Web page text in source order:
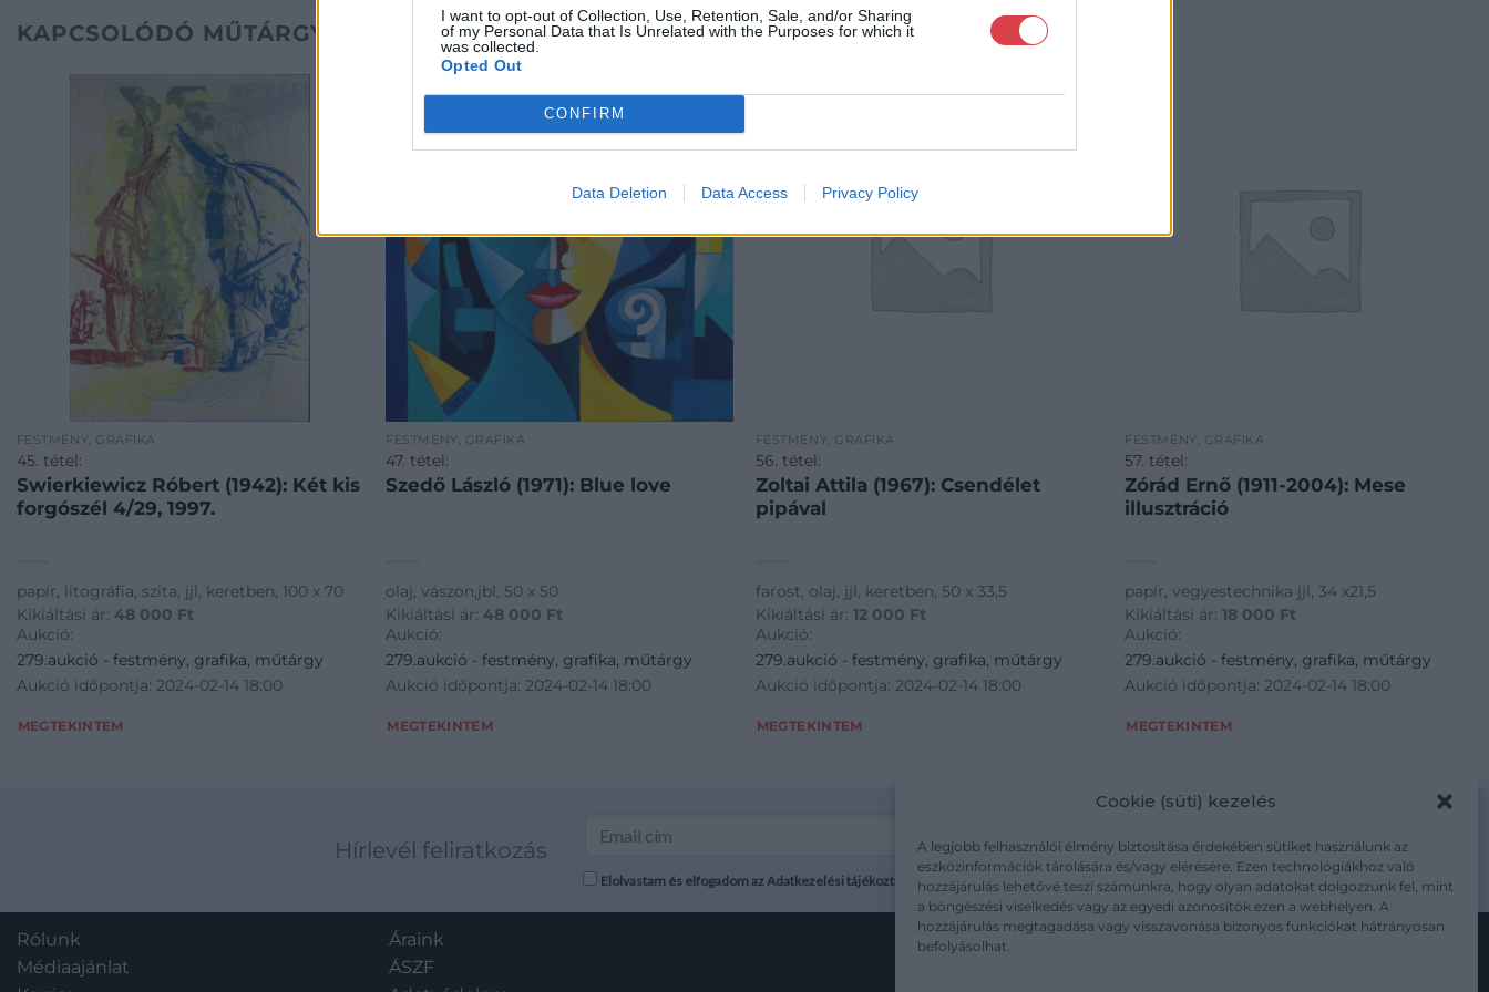
I want to opt-out of Collection, Use, Retention, Sale, and/or Sharing
of my Personal Data that Is Unrelated with the Purposes for which it
was collected.
Opted Out
CONFIRM
Data Deletion Data Access Privacy Policy
Cookie (süti) kezelés
A legjobb felhasználói élmény biztosítása érdekében sütiket használunk az
eszközinformációk tárolására és/vagy elérésére. Ezen technológiákhoz való
hozzájárulás lehetővé teszi számunkra, hogy olyan adatokat dolgozzunk fel, mint
a böngészési viselkedés vagy az egyedi azonosítók ezen a webhelyen. A
hozzájárulás megtagadása vagy visszavonása bizonyos funkciókat hátrányosan
befolyásolhat.
KAPCSOLÓDÓ MŰTÁRGYAK
FESTMÉNY, GRAFIKA
45. tétel:
Swierkiewicz Róbert (1942): Két kis
forgószél 4/29, 1997.
papír, litográfia, szita, jjl, keretben, 100 x 70
Kikiáltási ár: 48 000 Ft
Aukció:
279.aukció - festmény, grafika, műtárgy
Aukció időpontja: 2024-02-14 18:00
MEGTEKINTEM
FESTMÉNY, GRAFIKA
47. tétel:
Szedő László (1971): Blue love
olaj, vászon,jbl, 50 x 50
Kikiáltási ár: 48 000 Ft
Aukció:
279.aukció - festmény, grafika, műtárgy
Aukció időpontja: 2024-02-14 18:00
MEGTEKINTEM
FESTMÉNY, GRAFIKA
56. tétel:
Zoltai Attila (1967): Csendélet
pipával
farost, olaj, jjl, keretben, 50 x 33,5
Kikiáltási ár: 12 000 Ft
Aukció:
279.aukció - festmény, grafika, műtárgy
Aukció időpontja: 2024-02-14 18:00
MEGTEKINTEM
FESTMÉNY, GRAFIKA
57. tétel:
Zórád Ernő (1911-2004): Mese
illusztráció
papír, vegyestechnika jjl, 34 x21,5
Kikiáltási ár:18 000 Ft
Aukció:
279.aukció - festmény, grafika, műtárgy
Aukció időpontja: 2024-02-14 18:00
MEGTEKINTEM
Hírlevél feliratkozás
Elolvastam és elfogadom az Adatkezelési tájékoztatót: mutargy.com/adatkezelesi-tajekoztato/
Rólunk
Médiaajánlat
Áraink
ÁSZF